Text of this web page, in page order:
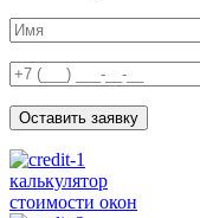
Оставить заявку
калькулятор
стоимости окон